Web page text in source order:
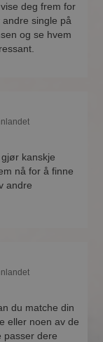
deg frem for
single på
og se hvem
kanskje
nå for å finne
andre
du matche din
eller noen av de
passer dere